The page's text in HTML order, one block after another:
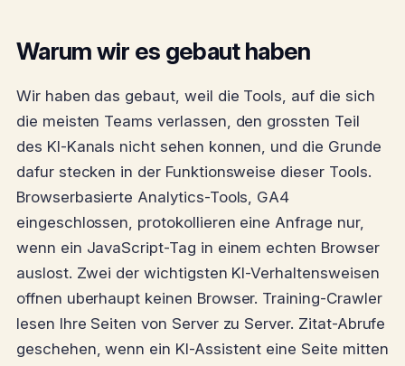
Warum wir es gebaut haben
Wir haben das gebaut, weil die Tools, auf die sich
die meisten Teams verlassen, den grossten Teil
des KI-Kanals nicht sehen konnen, und die Grunde
dafur stecken in der Funktionsweise dieser Tools.
Browserbasierte Analytics-Tools, GA4
eingeschlossen, protokollieren eine Anfrage nur,
wenn ein JavaScript-Tag in einem echten Browser
auslost. Zwei der wichtigsten KI-Verhaltensweisen
offnen uberhaupt keinen Browser. Training-Crawler
lesen Ihre Seiten von Server zu Server. Zitat-Abrufe
geschehen, wenn ein KI-Assistent eine Seite mitten